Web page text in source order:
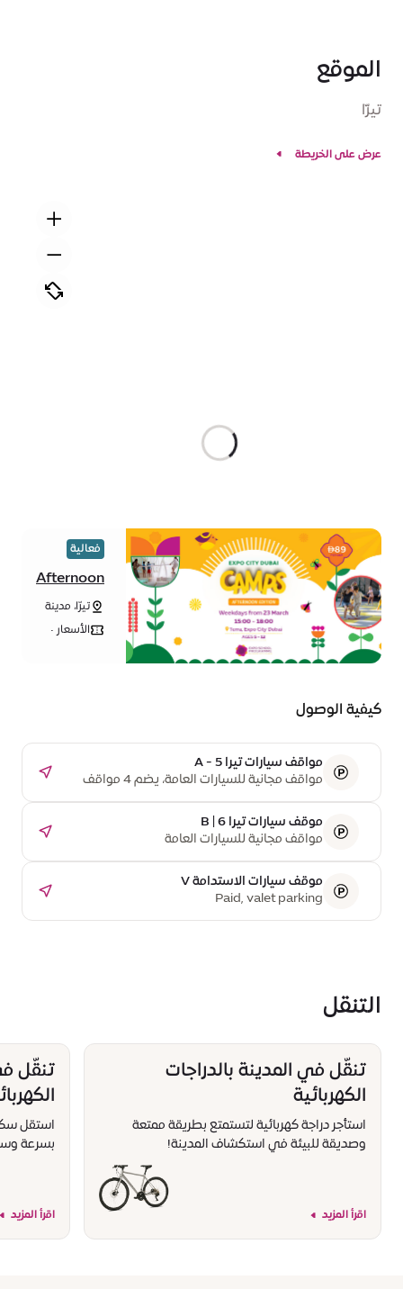
الموقع
تيرّا
عرض على الخريطة
فعالية
Afternoon
camp at
Terra
تيرّا، مدينة
إكسبو دبي
الأسعار •
كيفية الوصول
مواقف سيارات تيرا A - 5
مواقف مجانية للسيارات العامة، يضم 4 مواقف
مخصصة لذوي أصحاب الهمم
موقف سيارات تيرا B | 6
مواقف مجانية للسيارات العامة
موقف سيارات الاستدامة V
Paid, valet parking
التنقل
تنقّل في المدينة بالدراجات
الكهربائية
استأجر دراجة كهربائية لتستمتع بطريقة ممتعة
وصديقة للبيئة في استكشاف المدينة!
اقرأ المزيد
تنقّل
استقل
بسرعة
اقرأ المزيد